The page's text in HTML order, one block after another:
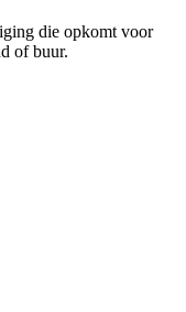
die opkomt voor
of buur.